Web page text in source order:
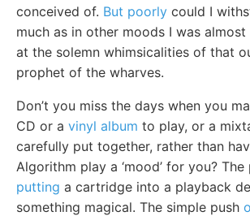
conceived of. But poorly could I
much as in other moods I was
at the solemn whimsicalities of that
prophet of the wharves.
Don’t you miss the days when you
CD or a vinyl album to play, or a
carefully put together, rather than
Algorithm play a ‘mood’ for you?
putting a cartridge into a playback
something magical. The simple push